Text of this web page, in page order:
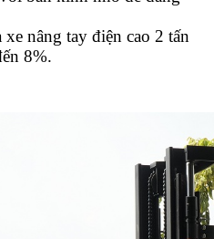
nâng tay điện cao 2 tấn
8%.